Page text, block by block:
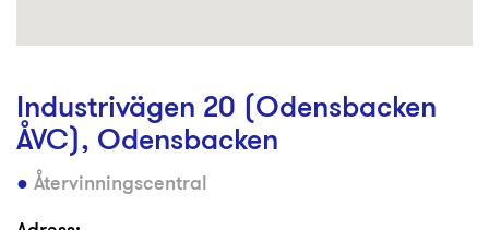
Industrivägen 20 (Odensbacken
ÅVC), Odensbacken
Återvinningscentral